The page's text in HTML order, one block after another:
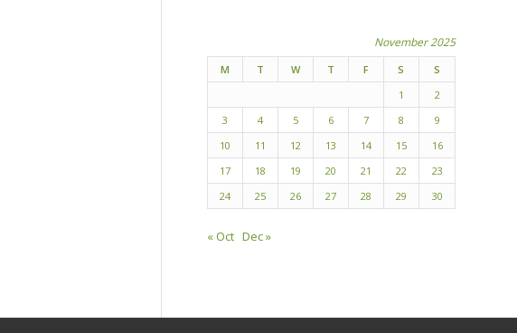
November 2025
M T W T F S
S
1
2
3
4 5 6 7 8
9
10
11 12 13 14 15
16
17
18 19 20 21 22
23
24
25 26 27 28 29 30
« Oct Dec »